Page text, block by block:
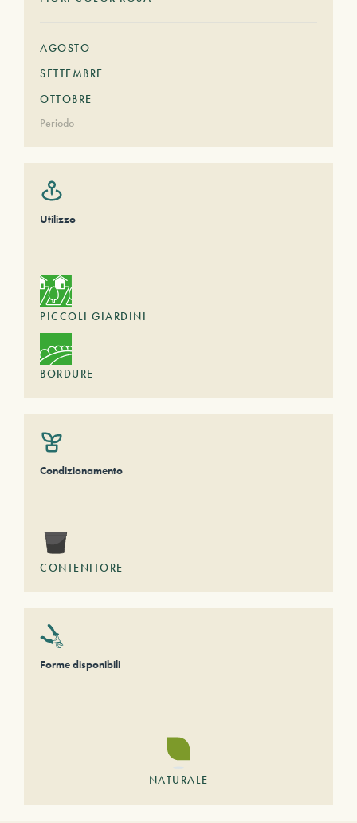
AGOSTO
SETTEMBRE
OTTOBRE
Periodo
Utilizzo
PICCOLI GIARDINI
BORDURE
Condizionamento
CONTENITORE
Forme disponibili
NATURALE